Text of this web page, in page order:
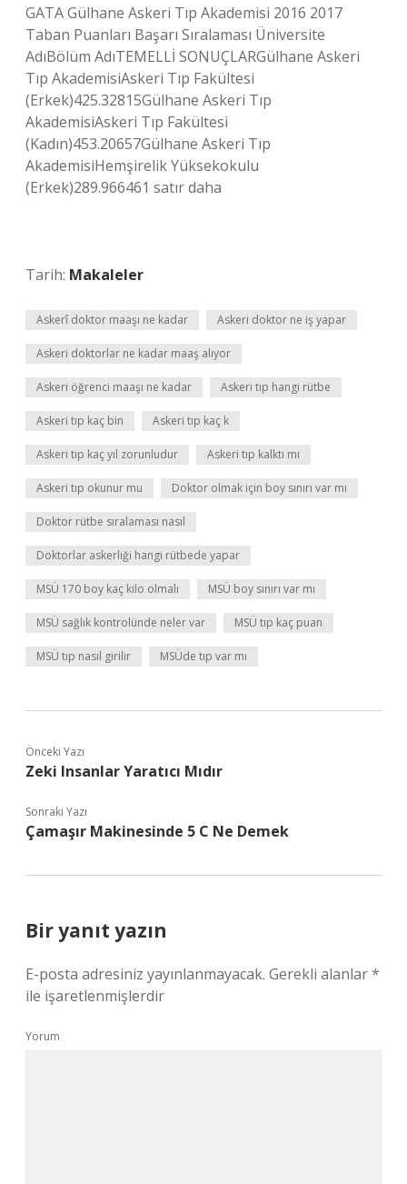
GATA Gülhane Askeri Tıp Akademisi 2016 2017
Taban Puanları Başarı Sıralaması Üniversite
AdıBölüm AdıTEMELLİ SONUÇLARGülhane Askeri
Tıp AkademisiAskeri Tıp Fakültesi
(Erkek)425.32815Gülhane Askeri Tıp
AkademisiAskeri Tıp Fakültesi
(Kadın)453.20657Gülhane Askeri Tıp
AkademisiHemşirelik Yüksekokulu
(Erkek)289.966461 satır daha
Tarih: Makaleler
Askerî doktor maaşı ne kadar Askeri doktor ne iş yapar
Askeri doktorlar ne kadar maaş alıyor
Askeri öğrenci maaşı ne kadar Askeri tıp hangi rütbe
Askeri tıp kaç bin Askeri tıp kaç k
Askeri tıp kaç yıl zorunludur Askeri tıp kalktı mı
Askeri tıp okunur mu Doktor olmak için boy sınırı var mı
Doktor rütbe sıralaması nasıl
Doktorlar askerliği hangi rütbede yapar
MSÜ 170 boy kaç kilo olmalı MSÜ boy sınırı var mı
MSÜ sağlık kontrolünde neler var MSÜ tıp kaç puan
MSÜ tıp nasıl girilir MSÜde tıp var mı
Önceki Yazı
Zeki Insanlar Yaratıcı Mıdır
Sonraki Yazı
Çamaşır Makinesinde 5 C Ne Demek
Bir yanıt yazın
E-posta adresiniz yayınlanmayacak. Gerekli alanlar*
ile işaretlenmişlerdir
Yorum